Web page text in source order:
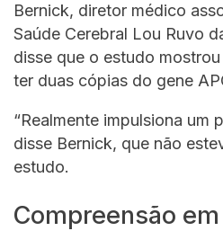
Bernick, diretor médico
Saúde Cerebral Lou Ruvo
disse que o estudo
ter duas cópias do gene
“Realmente impulsiona um
disse Bernick, que não
estudo.
Compreensão